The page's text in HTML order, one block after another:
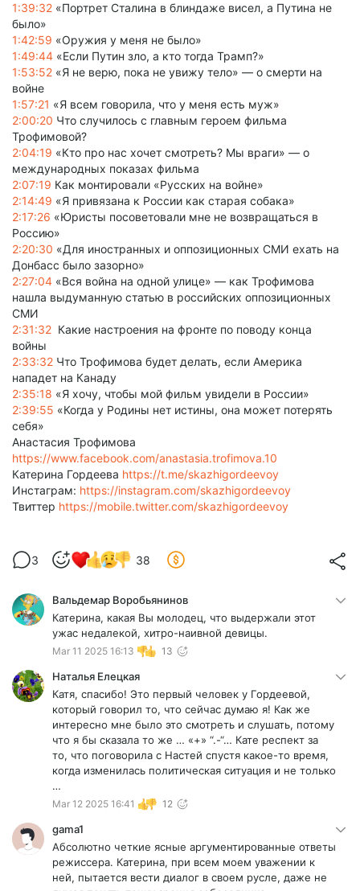
1:39:32 «Портрет Сталина в блиндаже висел, а Путина не
было»
1:42:59 «Оружия у меня не было»
1:49:44 «Если Путин зло, а кто тогда Трамп?»
1:53:52 «Я не верю, пока не увижу тело» — о смерти на
войне
1:57:21 «Я всем говорила, что у меня есть муж»
2:00:20 Что случилось с главным героем фильма
Трофимовой?
2:04:19 «Кто про нас хочет смотреть? Мы враги» — о
международных показах фильма
2:07:19 Как монтировали «Русских на войне»
2:14:49 «Я привязана к России как старая собака»
2:17:26 «Юристы посоветовали мне не возвращаться в
Россию»
2:20:30 «Для иностранных и оппозиционных СМИ ехать на
Донбасс было зазорно»
2:27:04 «Вся война на одной улице» — как Трофимова
нашла выдуманную статью в российских оппозиционных
СМИ
2:31:32 Какие настроения на фронте по поводу конца
войны
2:33:32 Что Трофимова будет делать, если Америка
нападет на Канаду
2:35:18 «Я хочу, чтобы мой фильм увидели в России»
2:39:55 «Когда у Родины нет истины, она может потерять
себя»
Анастасия Трофимова
https://www.facebook.com/anastasia.trofimova.10
Катерина Гордеева https://t.me/skazhigordeevoy
Инстаграм: https://instagram.com/skazhigordeevoy
Твиттер https://mobile.twitter.com/skazhigordeevoy
3 38
Вальдемар Воробьянинов
Катерина, какая Вы молодец, что выдержали этот
ужас недалекой, хитро-наивной девицы.
Mar 11 2025 16:13 13
Наталья Елецкая
Катя, спасибо! Это первый человек у Гордеевой,
который говорил то, что сейчас думаю я! Как же
интересно мне было это смотреть и слушать, потому
что я бы сказала то же … «+» “.-“… Кате респект за
то, что поговорила с Настей спустя какое-то время,
когда изменилась политическая ситуация и не только
…
Mar 12 2025 16:41 12
gama1
Абсолютно четкие ясные аргументированные ответы
режиссера. Катерина, при всем моем уважении к
ней, пытается вести диалог в своем русле, даже не